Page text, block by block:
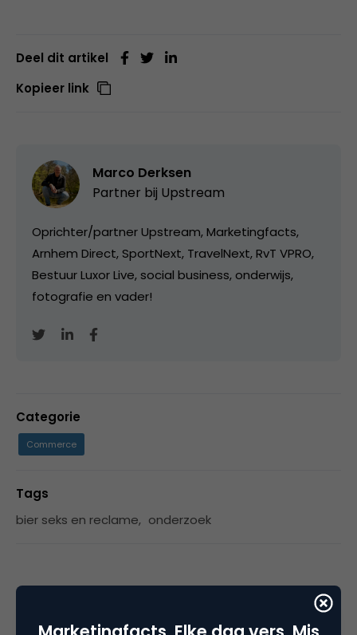
Deel dit artikel
Kopieer link
Marco Derksen
Partner bij Upstream
Oprichter/partner Upstream, Marketingfacts,
Arnhem Direct, SportNext, TravelNext, RvT VPRO,
Bestuur Luxor Live, social business, onderwijs,
fotografie en vader!
Categorie
Commerce
Tags
bier seks en reclame, onderzoek